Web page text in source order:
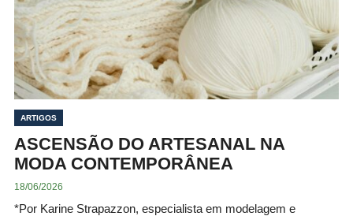
ARTIGOS
ASCENSÃO DO ARTESANAL NA
MODA CONTEMPORÂNEA
18/06/2026
*Por Karine Strapazzon, especialista em modelagem e